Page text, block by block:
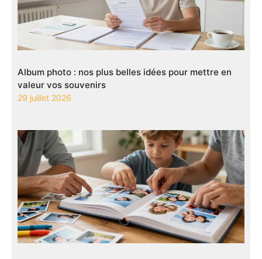
Album photo : nos plus belles idées pour mettre en
valeur vos souvenirs
29 juillet 2026